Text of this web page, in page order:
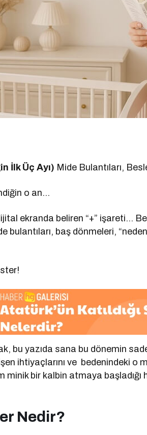
İlk Üç Ayı) Mide Bulantıları,
o an…
ekranda beliren “+” işareti…
bulantıları, baş dönmeleri,
bu yazıda sana bu dönemin
ihtiyaçlarını ve bedenindeki
minik bir kalbin atmaya başladığı
Nedir?